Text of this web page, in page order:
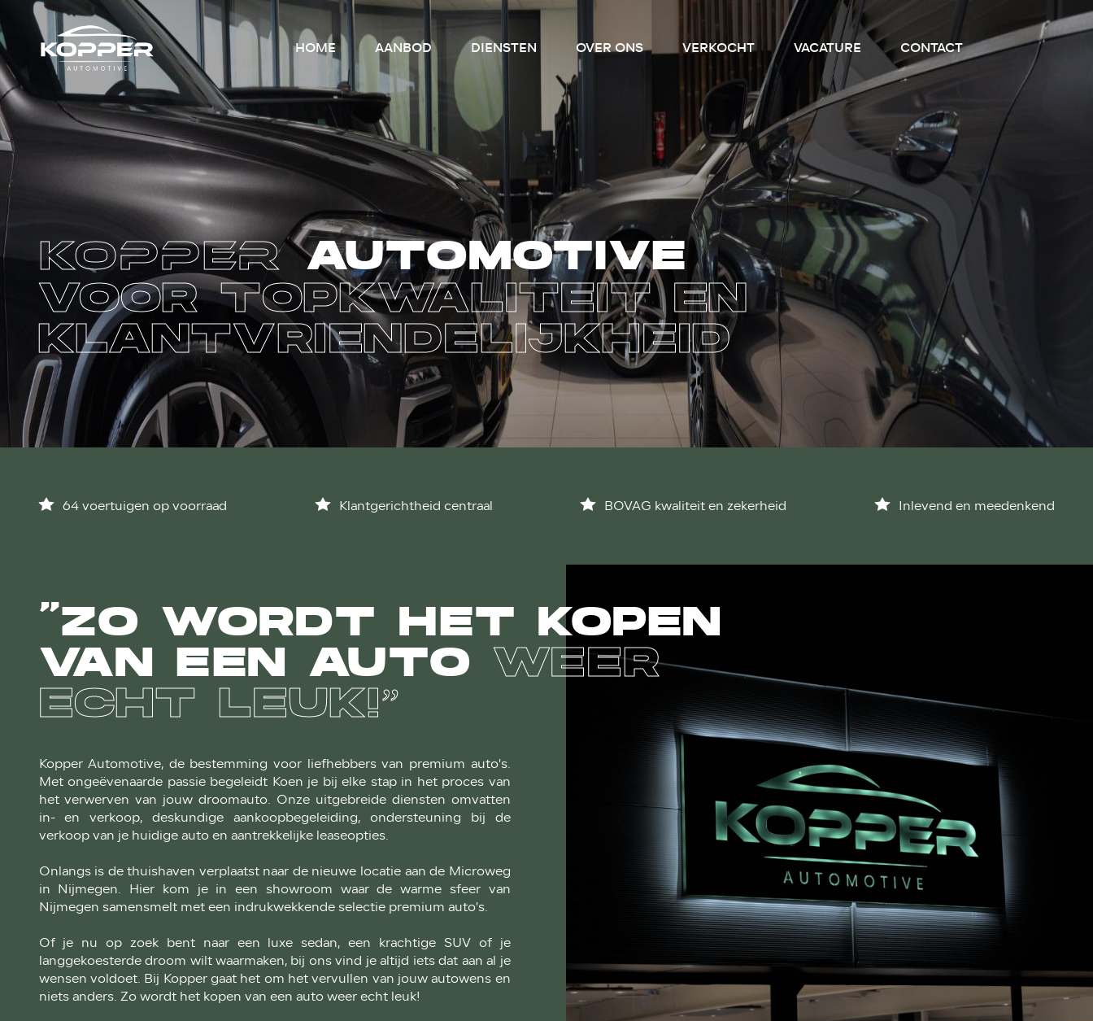
HOME AANBOD DIENSTEN OVER ONS VERKOCHT VACATURE CONTACT
KOPPERAUTOMOTIVE
VOOR TOPKWALITEIT EN
KLANTVRIENDELIJKHEID
64 voertuigen op voorraad Klantgerichtheid centraal BOVAG kwaliteit en zekerheid Inlevend en meedenkend
“ZO WORDT HET KOPEN
VAN EEN AUTO WEER
ECHT LEUK!”
Kopper Automotive, de bestemming voor liefhebbers van premium auto's.
Met ongeëvenaarde passie begeleidt Koen je bij elke stap in het proces van
het verwerven van jouw droomauto. Onze uitgebreide diensten omvatten
in- en verkoop, deskundige aankoopbegeleiding, ondersteuning bij de
verkoop van je huidige auto en aantrekkelijke leaseopties.
Onlangs is de thuishaven verplaatst naar de nieuwe locatie aan de Microweg
in Nijmegen. Hier kom je in een showroom waar de warme sfeer van
Nijmegen samensmelt met een indrukwekkende selectie premium auto's.
Of je nu op zoek bent naar een luxe sedan, een krachtige SUV of je
langgekoesterde droom wilt waarmaken, bij ons vind je altijd iets dat aan al je
wensen voldoet. Bij Kopper gaat het om het vervullen van jouw autowens en
niets anders. Zo wordt het kopen van een auto weer echt leuk!